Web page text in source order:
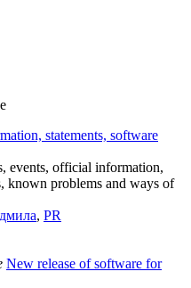
statements, software
events, official information,
known problems and ways of
, PR
New release of software for